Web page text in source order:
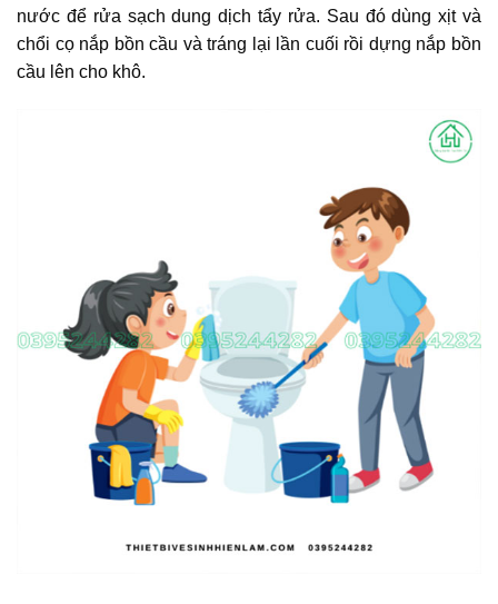
nước để rửa sạch dung dịch tẩy rửa. Sau đó dùng xịt và
chổi cọ nắp bồn cầu và tráng lại lần cuối rồi dựng nắp bồn
cầu lên cho khô.